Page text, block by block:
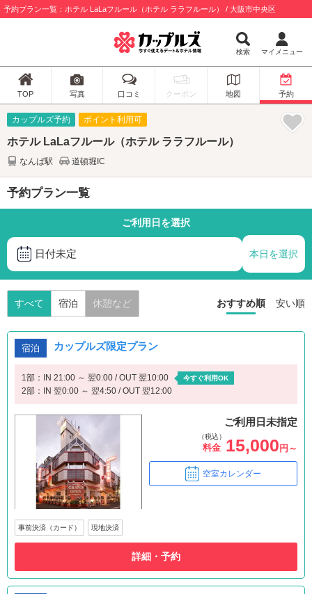
予約プラン一覧：ホテル LaLaフルール（ホテル ララフルール） / 大阪市中央区
検索 マイメニュー
TOP 写真 口コミ クーポン 地図 予約
カップルズ予約 ポイント利用可
ホテル LaLaフルール（ホテル ララフルール）
なんば駅 道頓堀IC
予約プラン一覧
ご利用日を選択
日付未定 本日を選択
すべて 宿泊 休憩など おすすめ順 安い順
宿泊 カップルズ限定プラン
1部：IN 21:00 ～ 翌0:00 / OUT 翌10:00 今すぐ利用OK
2部：IN 翌0:00 ～ 翌4:50 / OUT 翌12:00
ご利用日未指定
（税込）
料金 15,000 円～
空室カレンダー
事前決済（カード） 現地決済
詳細・予約